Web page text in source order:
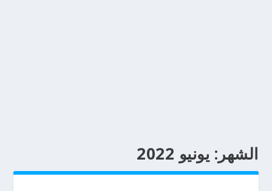
الشهر: يونيو 2022